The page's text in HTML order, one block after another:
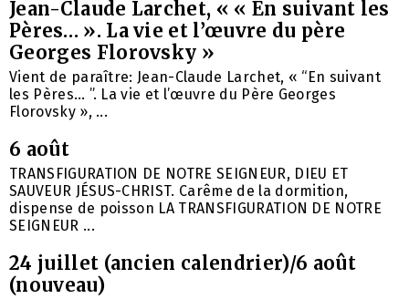
Jean-Claude Larchet, « « En suivant les
Pères… ». La vie et l’œuvre du père
Georges Florovsky »
Vient de paraître: Jean-Claude Larchet, « “En suivant
les Pères… ”. La vie et l’œuvre du Père Georges
Florovsky », ...
6 août
TRANSFIGURATION DE NOTRE SEIGNEUR, DIEU ET
SAUVEUR JÉSUS-CHRIST. Carême de la dormition,
dispense de poisson LA TRANSFIGURATION DE NOTRE
SEIGNEUR ...
24 juillet (ancien calendrier)/6 août
(nouveau)